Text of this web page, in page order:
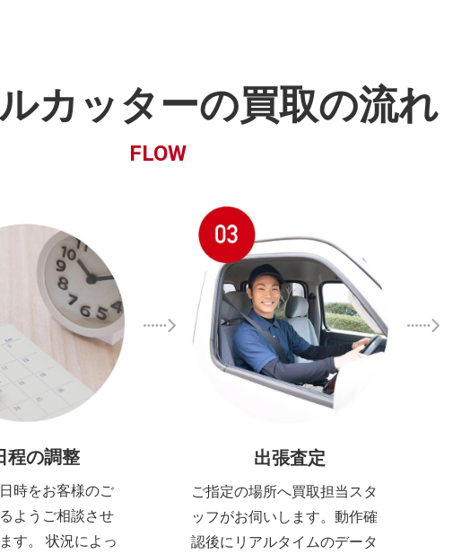
カッターの買取の流れ
FLOW
程の調整
時をお客様のご
ようご相談させ
す。 状況によっ
出張査定
ご指定の場所へ買取担当スタ
ッフがお伺いします。動作確
認後にリアルタイムのデータ